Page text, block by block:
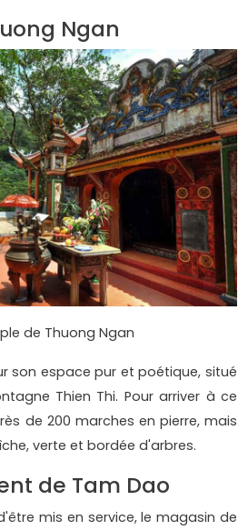
Ngan
de Thuong Ngan
son espace pur et poétique, situé
Thien Thi. Pour arriver à ce
de 200 marches en pierre, mais
verte et bordée d'arbres.
de Tam Dao
mis en service, le magasin de